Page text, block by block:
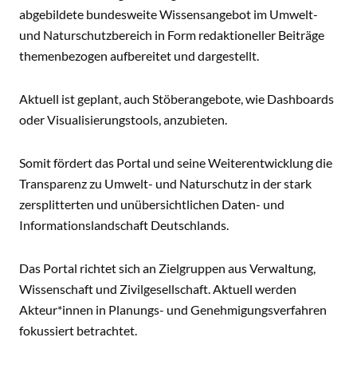
abgebildete bundesweite Wissensangebot im Umwelt-
und Naturschutzbereich in Form redaktioneller Beiträge
themenbezogen aufbereitet und dargestellt.
Aktuell ist geplant, auch Stöberangebote, wie Dashboards
oder Visualisierungstools, anzubieten.
Somit fördert das Portal und seine Weiterentwicklung die
Transparenz zu Umwelt- und Naturschutz in der stark
zersplitterten und unübersichtlichen Daten- und
Informationslandschaft Deutschlands.
Das Portal richtet sich an Zielgruppen aus Verwaltung,
Wissenschaft und Zivilgesellschaft. Aktuell werden
Akteur*innen in Planungs- und Genehmigungsverfahren
fokussiert betrachtet.